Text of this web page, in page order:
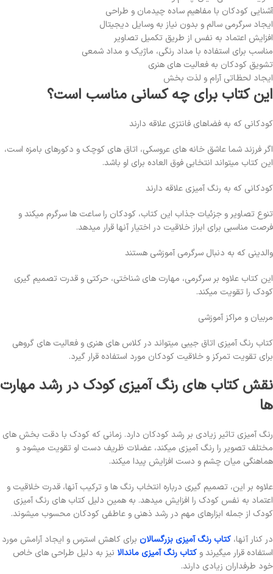
آشنایی کودکان با مفاهیم ساده چیدمان و طراحی
ایجاد سرگرمی سالم و بدون نیاز به وسایل دیجیتال
افزایش اعتماد به نفس از طریق تکمیل تصاویر
مناسب برای استفاده با مداد رنگی، ماژیک و مداد شمعی
تشویق کودکان به فعالیت های هنری
ایجاد لحظاتی آرام و لذت بخش
این کتاب برای چه کسانی مناسب است؟
کودکانی که به فضاهای فانتزی علاقه دارند
اگر فرزند شما عاشق خانه های عروسکی، اتاق های کوچک و دکورهای بامزه است،
این کتاب میتواند انتخابی فوق العاده برای او باشد.
کودکانی که به رنگ آمیزی علاقه دارند
تنوع تصاویر و جزئیات جذاب این کتاب، کودکان را ساعت ها سرگرم میکند و
فرصت مناسبی برای ابراز خلاقیت در اختیار آنها قرار میدهد.
والدینی که به دنبال سرگرمی آموزشی هستند
این کتاب علاوه بر سرگرمی، مهارت های شناختی، حرکتی و قدرت تصمیم گیری
کودک را تقویت میکند.
مربیان و مراکز آموزشی
کتاب رنگ آمیزی اتاق جیبی میتواند در کلاس های هنری و فعالیت های گروهی
برای تقویت تمرکز و خلاقیت کودکان مورد استفاده قرار گیرد.
نقش کتاب های رنگ آمیزی کودک در رشد مهارت
ها
رنگ آمیزی تاثیر زیادی بر رشد کودکان دارد. زمانی که کودک با دقت بخش های
مختلف تصویر را رنگ آمیزی میکند، عضلات ظریف دست او تقویت میشود و
هماهنگی میان چشم و دست افزایش پیدا میکند.
علاوه بر این، تصمیم گیری درباره انتخاب رنگ ها و ترکیب آنها، قدرت خلاقیت و
اعتماد به نفس کودک را افزایش میدهد. به همین دلیل کتاب های رنگ آمیزی
کودک از جمله ابزارهای مهم در رشد ذهنی و عاطفی کودکان محسوب میشوند.
در کنار آنها، کتاب رنگ آمیزی بزرگسالان برای کاهش استرس و ایجاد آرامش مورد
استفاده قرار میگیرند و کتاب رنگ آمیزی ماندالا نیز به دلیل طراحی های خاص
خود طرفداران زیادی دارند.